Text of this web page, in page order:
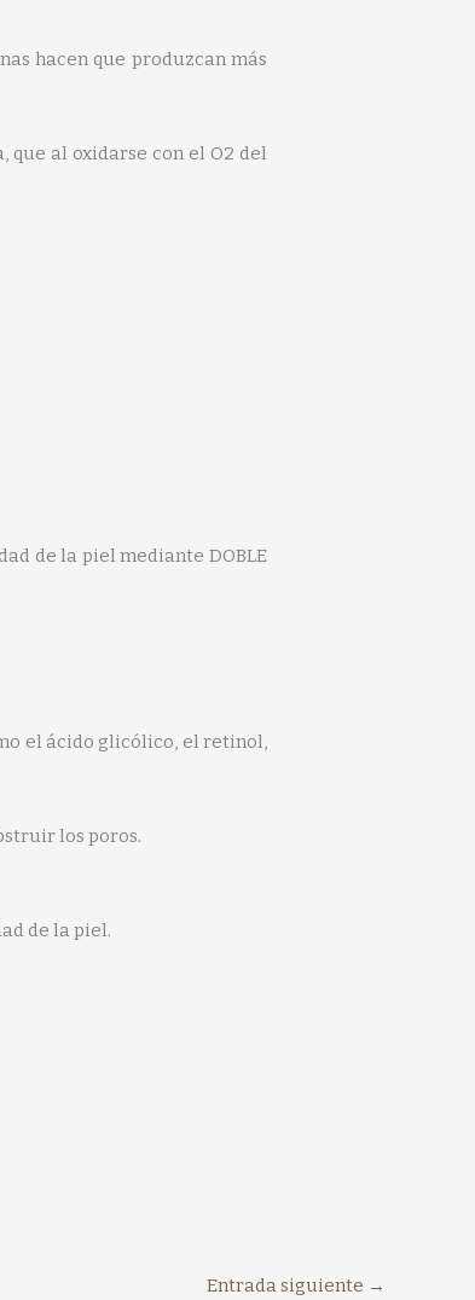
hacen que produzcan más
que al oxidarse con el O2 del
de la piel mediante DOBLE
el ácido glicólico, el retinol,
los poros.
de la piel.
Entrada siguiente →